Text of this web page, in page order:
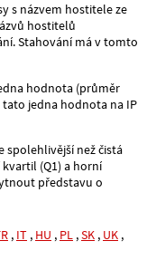
s názvem hostitele ze
hostitelů
Stahování má v tomto
hodnota (průměr
jedna hodnota na IP
spolehlivější než čistá
(Q1) a horní
představu o
, IT , HU , PL ,SK , UK ,